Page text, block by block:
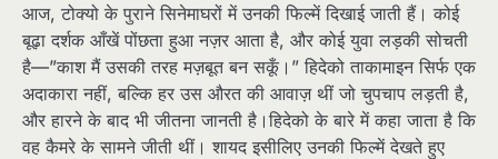
आज, टोक्यो के पुराने सिनेमाघरों में उनकी फिल्में दिखाई जाती हैं। कोई
बूढ़ा दर्शक आँखें पोंछता हुआ नज़र आता है, और कोई युवा लड़की सोचती
है—”काश मैं उसकी तरह मज़बूत बन सकूँ।” हिदेको ताकामाइन सिर्फ एक
अदाकारा नहीं, बल्कि हर उस औरत की आवाज़ थीं जो चुपचाप लड़ती है,
और हारने के बाद भी जीतना जानती है।हिदेको के बारे में कहा जाता है कि
वह कैमरे के सामने जीती थीं। शायद इसीलिए उनकी फिल्में देखते हुए